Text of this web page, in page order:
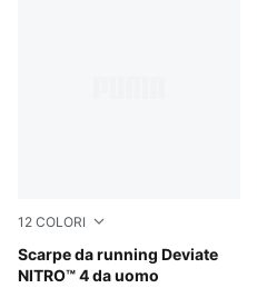
12 COLORI
Scarpe da running Deviate
NITRO™ 4 da uomo
PUMA Black-Ultra Red